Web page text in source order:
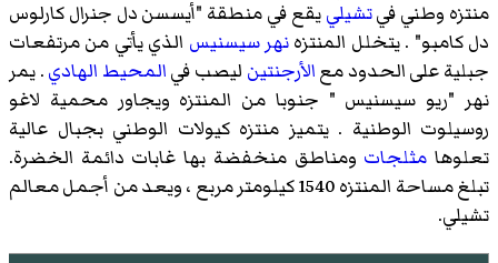
منتزه وطني فيتشيلييقع في منطقة "أيسسن دل جنرال كارلوس
دل كامبو" . يتخلل المنتزهنهر سيسنيس الذي يأتي من مرتفعات
جبلية على الحدود معالأرجنتين ليصب فيالمحيط الهادي. يمر
نهر "ريو سيسنيس " جنوبا من المنتزه ويجاورمحمية لاغو
روسيلوت الوطنية . يتميز منتزه كيولات الوطني بجبال عالية
تعلوها مثلجات ومناطق منخفضة بها غابات دائمة الخضرة.
تبلغ مساحة المنتزه 1540 كيلومتر مربع ، ويعد من أجمل معالم
تشيلي.